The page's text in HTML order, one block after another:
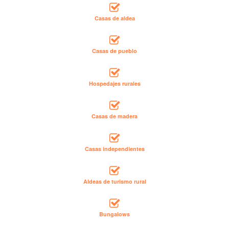
Casas de aldea
Casas de pueblo
Hospedajes rurales
Casas de madera
Casas independientes
Aldeas de turismo rural
Bungalows